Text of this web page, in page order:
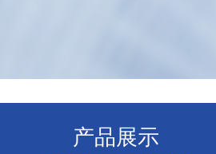
产品展示